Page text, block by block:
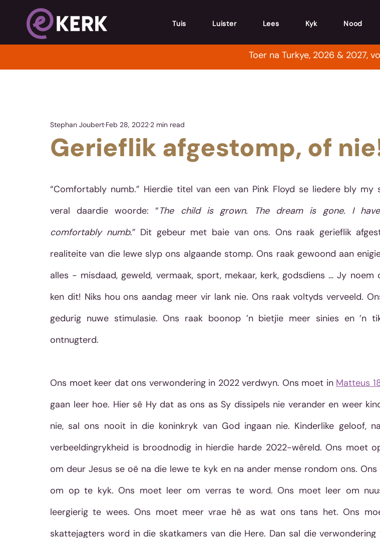
Tuis Luister Lees Kyk Nood
Toer na Turkye, 2026 & 2027,
Gerieflik afgestomp, of
Stephan Joubert Feb 28, 2022 2 min read
“Comfortably numb.” Hierdie titel van een van Pink Floyd se liedere bly my
veral daardie woorde: “The child is grown. The dream is gone. I
comfortably numb.” Dit gebeur met baie van ons. Ons raak gerieflik
realiteite van die lewe slyp ons algaande stomp. Ons raak gewoond aan
alles - misdaad, geweld, vermaak, sport, mekaar, kerk, godsdiens … Jy noem
ken dit! Niks hou ons aandag meer vir lank nie. Ons raak voltyds verveeld.
gedurig nuwe stimulasie. Ons raak boonop ’n bietjie meer sinies en ’n
ontnugterd.
Ons moet keer dat ons verwondering in 2022 verdwyn. Ons moet in Matteus
gaan leer hoe. Hier sê Hy dat as ons as Sy dissipels nie verander en weer
nie, sal ons nooit in die koninkryk van God ingaan nie. Kinderlike geloof,
verbeeldingrykheid is broodnodig in hierdie harde 2022-wêreld. Ons moet
om deur Jesus se oë na die lewe te kyk en na ander mense rondom ons.
om op te kyk. Ons moet leer om verras te word. Ons moet leer om
leergierig te wees. Ons moet meer vrae hê as wat ons tans het. Ons
skattejagters word in die skatkamers van die Here. Dan sal die verwondering